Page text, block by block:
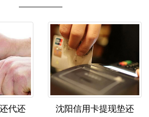
代还 沈阳信用卡提现垫还